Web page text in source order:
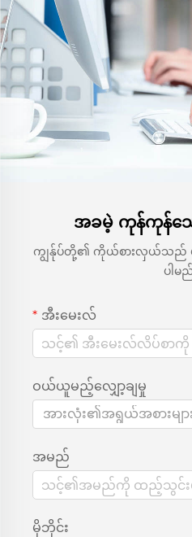
အခမဲ့ ကုန်ကုန်သေ
ကျွန်ုပ်တို့၏ ကိုယ်စားလှယ်သည်
ပါမ
အီးမေးလ်
ဝယ်ယူမည့်လျှော့ချမှု
အားလုံး၏အရွယ်အစားမျာ
အမည်
မိုဘိုင်း